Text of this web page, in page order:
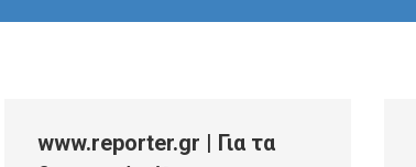
www.reporter.gr | Για τα